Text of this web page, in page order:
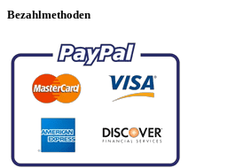
Bezahlmethoden